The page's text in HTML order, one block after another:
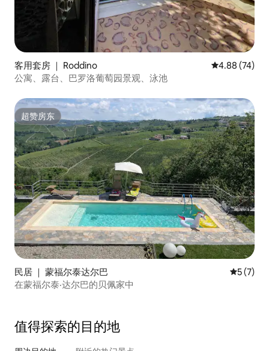
客用套房 ｜ Roddino 平均评分
4.88 (74)
公寓、露台、巴罗洛葡萄园景观、泳池
超赞房东
超赞房东
民居 ｜ 蒙福尔泰达尔巴 平均评分
5 (7)
在蒙福尔泰·达尔巴的贝佩家中
值得探索的目的地